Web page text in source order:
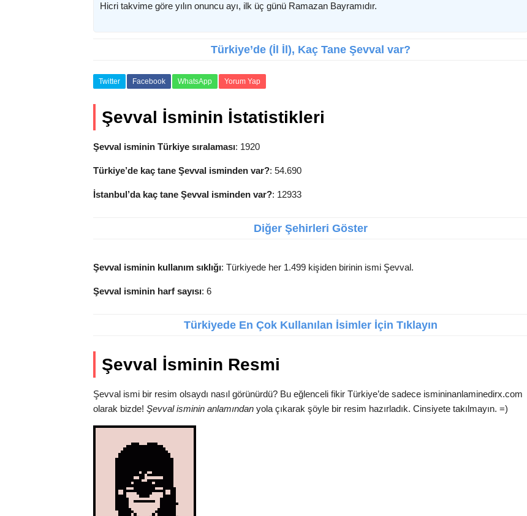
Hicri takvime göre yılın onuncu ayı, ilk üç günü Ramazan Bayramıdır.
Türkiye’de (İl İl), Kaç Tane Şevval var?
Twitter Facebook WhatsApp Yorum Yap
Şevval İsminin İstatistikleri
Şevval isminin Türkiye sıralaması: 1920
Türkiye’de kaç tane Şevval isminden var?: 54.690
İstanbul’da kaç tane Şevval isminden var?: 12933
Diğer Şehirleri Göster
Şevval isminin kullanım sıklığı: Türkiyede her 1.499 kişiden birinin ismi Şevval.
Şevval isminin harf sayısı: 6
Türkiyede En Çok Kullanılan İsimler İçin Tıklayın
Şevval İsminin Resmi
Şevval ismi bir resim olsaydı nasıl görünürdü? Bu eğlenceli fikir Türkiye’de sadece ismininanlaminedirx.com
olarak bizde! Şevval isminin anlamından yola çıkarak şöyle bir resim hazırladık. Cinsiyete takılmayın. =)